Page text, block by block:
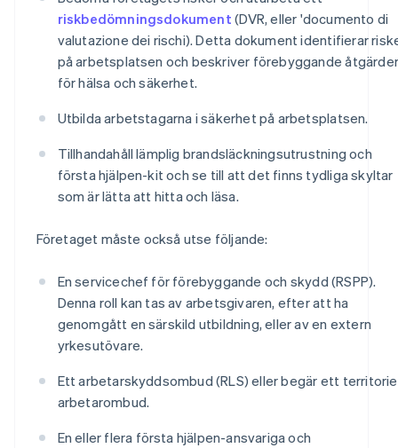
riskbedömningsdokument (DVR, eller 'documento di
valutazione dei rischi). Detta dokument identifierar
på arbetsplatsen och beskriver förebyggande åtgärder
för hälsa och säkerhet.
Utbilda arbetstagarna i säkerhet på arbetsplatsen.
Tillhandahåll lämplig brandsläckningsutrustning och
första hjälpen-kit och se till att det finns tydliga skyltar
som är lätta att hitta och läsa.
Företaget måste också utse följande:
En servicechef för förebyggande och skydd (RSPP).
Denna roll kan tas av arbetsgivaren, efter att ha
genomgått en särskild utbildning, eller av en extern
yrkesutövare.
Ett arbetarskyddsombud (RLS) eller begär ett
arbetarombud.
En eller flera första hjälpen-ansvariga och